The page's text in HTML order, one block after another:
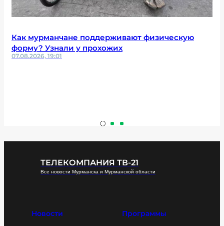
Как мурманчане поддерживают физическую
форму? Узнали у прохожих
07.08.2026, 19:01
ТЕЛЕКОМПАНИЯ ТВ-21
Все новости Мурманска и Мурманской области
Новости Программы